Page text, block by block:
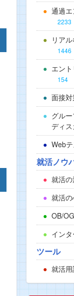
通過
2233
リア
1446
エン
154
面接
グルー
ディ
Web
就活ノウ
就活
就活
OB/
イン
ツール
就活